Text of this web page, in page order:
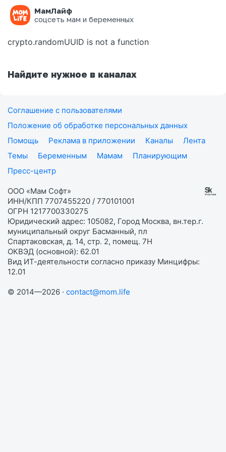
МамЛайф
соцсеть мам и беременных
Ошибка на странице
crypto.randomUUID is not a function
Найдите нужное в каналах
Соглашение с пользователями
Положение об обработке персональных данных
Помощь
Реклама в приложении Каналы
Лента
Темы
Беременным Мамам
Планирующим
Пресс-центр
ООО «Мам Софт»
ИНН/КПП 7707455220 / 770101001
ОГРН 1217700330275
Юридический адрес: 105082, Город Москва, вн.тер.г.
муниципальный округ Басманный, пл
Спартаковская, д. 14, стр. 2, помещ. 7Н
ОКВЭД (основной): 62.01
Вид ИТ-деятельности согласно приказу Минцифры:
12.01
© 2014—2026 · contact@mom.life